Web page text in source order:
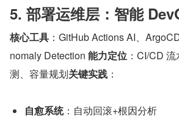
5. 部署运维层：智能
核心工具 ：GitHub Actions AI、
nomaly Detection 能力定位 ：CI/CD
测、容量规划关键实践 ：
自愈系统：自动回滚+根因分析